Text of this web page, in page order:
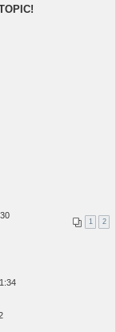
1 2